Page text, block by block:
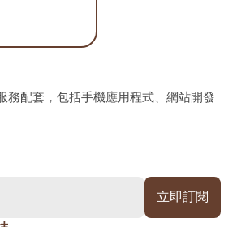
務配套，包括手機應用程式、網站開發